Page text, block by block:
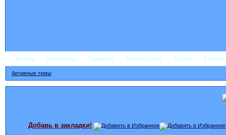
Форум Участники Правила Регистрация Войти
Активные темы
Добавь в закладки!